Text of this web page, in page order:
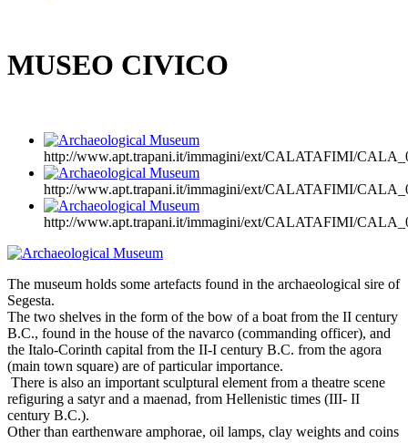
MUSEO CIVICO
http://www.apt.trapani.it/immagini/ext/CALATAFIMI/
http://www.apt.trapani.it/immagini/ext/CALATAFIMI/
http://www.apt.trapani.it/immagini/ext/CALATAFIMI/
The museum holds some artefacts found in the archaeological sire of
Segesta.
The two shelves in the form of the bow of a boat from the II century
B.C., found in the house of the navarco (commanding officer), and
the Italo-Corinth capital from the II-I century B.C. from the agora
(main town square) are of particular importance.
There is also an important sculptural element from a theatre scene
refiguring a satyr and a maenad, from Hellenistic times (III- II
century B.C.).
Other than earthenware amphorae, oil lamps, clay weights and coins